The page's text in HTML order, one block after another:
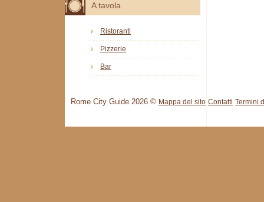
A tavola
Ristoranti
Pizzerie
Bar
Rome City Guide 2026 © Mappa del sito Contatti Termini